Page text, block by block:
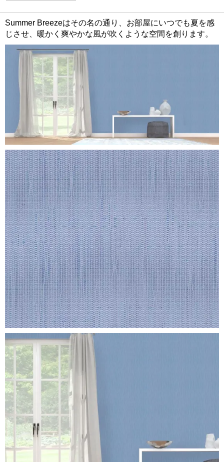
Summer Breezeはその名の通り、お部屋にいつでも夏を感
じさせ、暖かく爽やかな風が吹くような空間を創ります。